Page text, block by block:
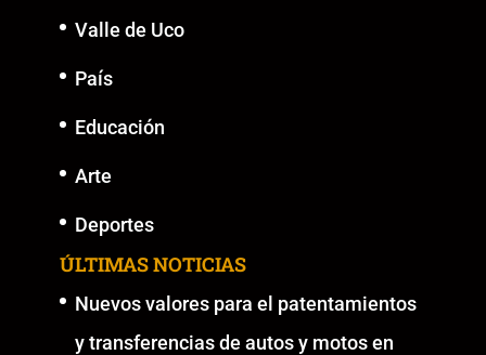
Valle de Uco
País
Educación
Arte
Deportes
ÚLTIMAS NOTICIAS
Nuevos valores para el patentamientos
y transferencias de autos y motos en